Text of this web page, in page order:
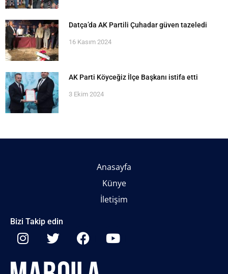
Datça’da AK Partili Çuhadar güven tazeledi
16 Kasım 2024
AK Parti Köyceğiz İlçe Başkanı istifa etti
3 Ekim 2024
Anasayfa
Künye
İletişim
Bizi Takip edin